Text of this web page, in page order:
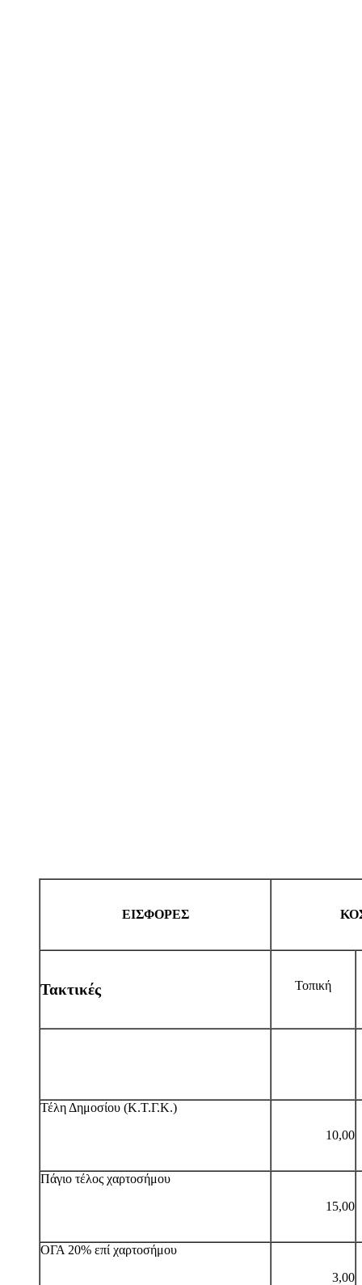
ΕΙΣΦΟΡΕΣ
Τακτικές Τοπική
Τέλη Δημοσίου (Κ.Τ.Γ.Κ.)
10,00
Πάγιο τέλος χαρτοσήμου
15,00
ΟΓΑ 20% επί χαρτοσήμου
3,00